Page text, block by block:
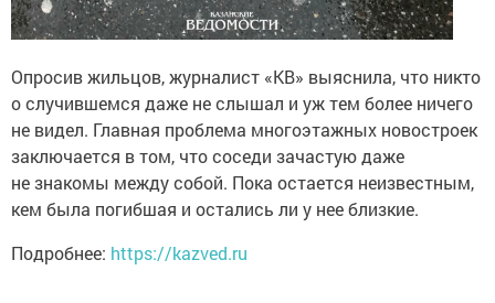
Опросив жильцов, журналист «КВ» выяснила, что никто
о случившемся даже не слышал и уж тем более ничего
не видел. Главная проблема многоэтажных новостроек
заключается в том, что соседи зачастую даже
не знакомы между собой. Пока остается неизвестным,
кем была погибшая и остались ли у нее близкие.
Подробнее: https://kazved.ru